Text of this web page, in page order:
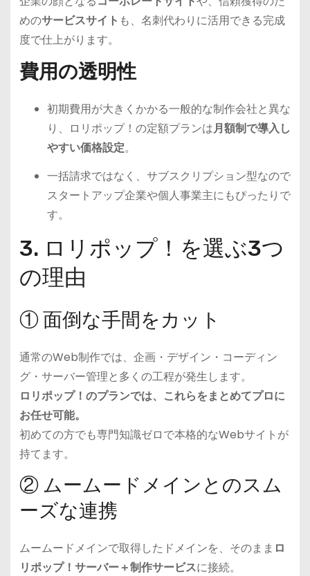
めのサービスサイト も、名刺代わりに活用できる完成
度で仕上がります。
費用の透明性
初期費用が大きくかかる一般的な制作会社と異な
り、ロリポップ！の定額プランは月額制で導入し
やすい価格設定。
一括請求ではなく、サブスクリプション型なので
スタートアップ企業や個人事業主にもぴったりで
す。
3. ロリポップ！を選ぶ3つ
の理由
① 面倒な手間をカット
通常のWeb制作では、企画・デザイン・コーディン
グ・サーバー管理と多くの工程が発生します。
ロリポップ！のプランでは、これらをまとめてプロに
お任せ可能。
初めての方でも専門知識ゼロで本格的なWebサイトが
持てます。
② ムームードメインとのスム
ーズな連携
ムームードメインで取得したドメインを、そのまま ロ
リポップ！サーバー＋制作サービスに接続。